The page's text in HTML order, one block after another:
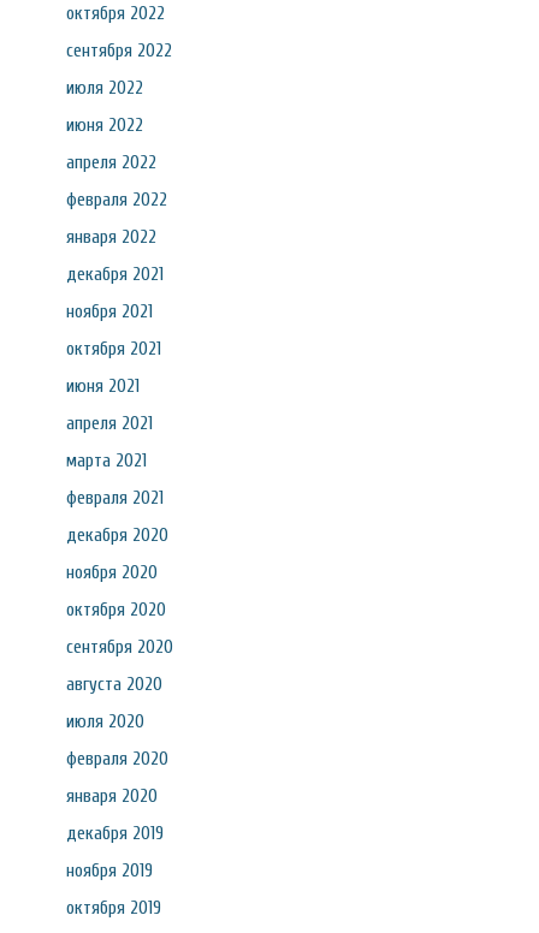
октября 2022
сентября 2022
июля 2022
июня 2022
апреля 2022
февраля 2022
января 2022
декабря 2021
ноября 2021
октября 2021
июня 2021
апреля 2021
марта 2021
февраля 2021
декабря 2020
ноября 2020
октября 2020
сентября 2020
августа 2020
июля 2020
февраля 2020
января 2020
декабря 2019
ноября 2019
октября 2019